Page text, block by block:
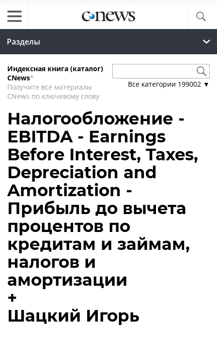
Разделы
Индексная книга (каталог)
CNews*
Получите все материалы
CNews по ключевому слову
Все категории 199002 ▼
Налогообложение -
EBITDA - Earnings
Before Interest, Taxes,
Depreciation and
Amortization -
Прибыль до вычета
процентов по
кредитам и займам,
налогов и
амортизации
+
Шацкий Игорь